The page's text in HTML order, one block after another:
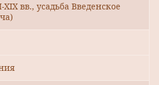
вв., усадьба Введенское